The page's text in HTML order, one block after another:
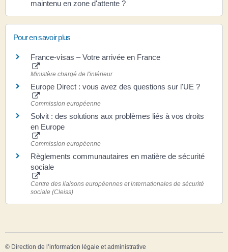
maintenu en zone d'attente ?
Pour en savoir plus
France-visas – Votre arrivée en France
Ministère chargé de l'intérieur
Europe Direct : vous avez des questions sur l'UE ?
Commission européenne
Solvit : des solutions aux problèmes liés à vos droits
en Europe
Commission européenne
Règlements communautaires en matière de sécurité
sociale
Centre des liaisons européennes et internationales de sécurité
sociale (Cleiss)
© Direction de l’information légale et administrative